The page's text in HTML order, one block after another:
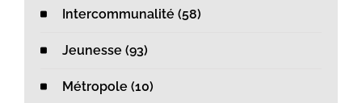
Intercommunalité (58)
Jeunesse (93)
Métropole (10)